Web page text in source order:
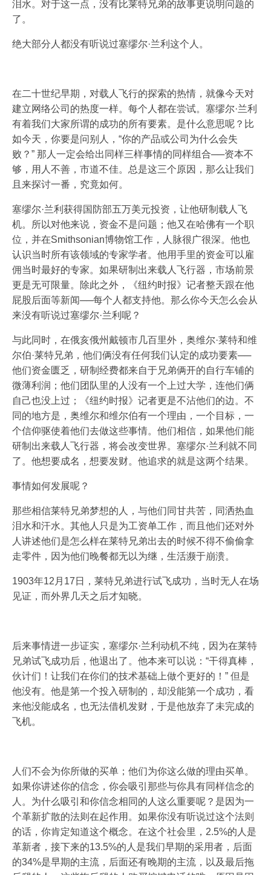
泪水。对于这一点，没有比莱特兄弟的故事更说明问题的
了。
绝大部分人都没有听说过塞缪尔·兰利这个人。
在二十世纪早期，对载人飞行的探索的热情，就像今天对
建立网络公司的热度一样。每个人都在尝试。塞缪尔·兰利
有着我们大家所谓的成功的所有要素。是什么意思呢？比
如今天，你要是问别人，“你的产品或公司为什么会失
败？” 那人一定会给出同样三样事情的同样组合──资本不
够，用人不善，市道不佳。总是这三个原因，那么让我们
且来探讨一番，究竟如何。
塞缪尔·兰利获得国防部五万美元投资，让他研制载人飞
机。所以对他来说，资金不是问题；他又在哈佛有一个职
位，并在Smithsonian博物馆工作，人脉很广很深。他也
认识当时所有该领域的专家学者。他用手里的资金可以雇
佣当时最好的专家。如果研制出来载人飞行器，市场前景
更是无可限量。除此之外，《纽约时报》记者整天跟在他
屁股后面等新闻──每个人都支持他。那么你今天怎么会从
来没有听说过塞缪尔·兰利呢？
与此同时，在俄亥俄州戴顿市几百里外，奥维尔·莱特和维
尔伯·莱特兄弟，他们俩没有任何我们认定的成功要素──
他们资金匮乏，研制经费都来自于兄弟俩开的自行车铺的
微薄利润；他们团队里的人没有一个上过大学，连他们俩
自己也没上过；《纽约时报》记者更是不沾他们的边。不
同的地方是，奥维尔和维尔伯有一个理由，一个目标，一
个信仰驱使着他们去做这些事情。他们相信，如果他们能
研制出来载人飞行器，将会改变世界。塞缪尔·兰利就不同
了。他想要成名，想要发财。他追求的就是这两个结果。
事情如何发展呢？
那些相信莱特兄弟梦想的人，与他们同甘共苦，同洒热血
泪水和汗水。其他人只是为工资单工作，而且他们还对外
人讲述他们是怎么样在莱特兄弟出去的时候不得不偷偷拿
走零件，因为他们晚餐都无以为继，生活濒于崩溃。
1903年12月17日，莱特兄弟进行试飞成功，当时无人在场
见证，而外界几天之后才知晓。
后来事情进一步证实，塞缪尔·兰利动机不纯，因为在莱特
兄弟试飞成功后，他退出了。他本来可以说：“干得真棒，
伙计们！让我们在你们的技术基础上做个更好的！” 但是
他没有。他是第一个投入研制的，却没能第一个成功，看
来他没能成名，也无法借机发财，于是他放弃了未完成的
飞机。
人们不会为你所做的买单；他们为你这么做的理由买单。
如果你讲述你的信念，你会吸引那些与你具有同样信念的
人。为什么吸引和你信念相同的人这么重要呢？是因为一
个革新扩散的法则在起作用。如果你没有听说过这个法则
的话，你肯定知道这个概念。在这个社会里，2.5%的人是
革新者，接下来的13.5%的人是我们早期的采用者，后面
的34%是早期的主流，后面还有晚期的主流，以及最后拖